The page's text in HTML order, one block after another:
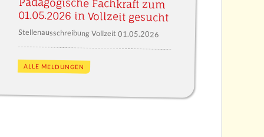
Pädagogische Fachkraft zum
01.05.2026 in Vollzeit gesucht
Stellenausschreibung Vollzeit 01.05.2026
ALLE MELDUNGEN